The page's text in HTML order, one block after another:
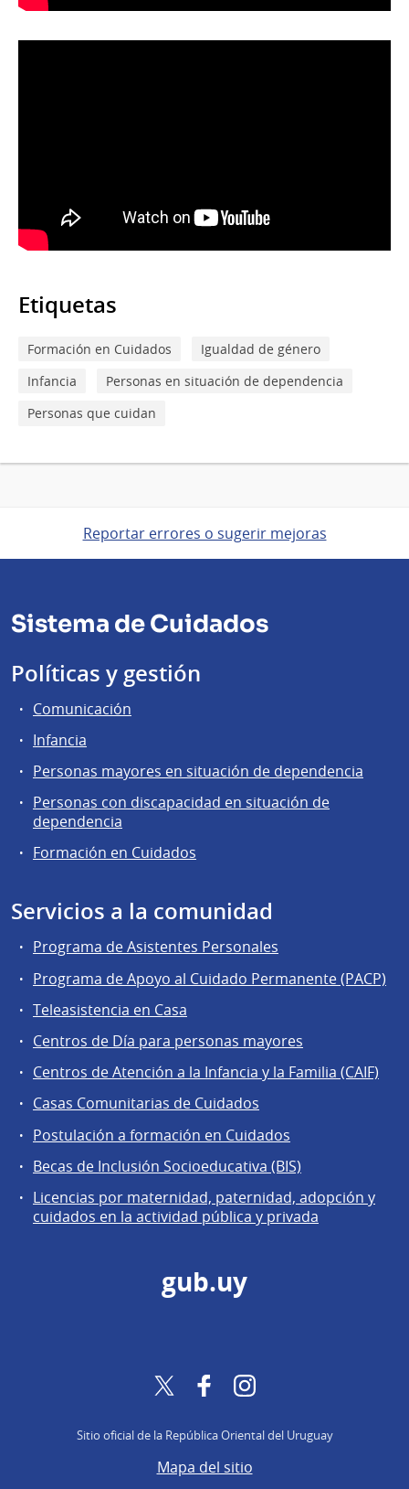
Etiquetas
Formación en Cuidados
Igualdad de género
Infancia
Personas en situación de dependencia
Personas que cuidan
Reportar errores o sugerir mejoras
Sistema de Cuidados
Políticas y gestión
Comunicación
Infancia
Personas mayores en situación de dependencia
Personas con discapacidad en situación de
dependencia
Formación en Cuidados
Servicios a la comunidad
Programa de Asistentes Personales
Programa de Apoyo al Cuidado Permanente (PACP)
Teleasistencia en Casa
Centros de Día para personas mayores
Centros de Atención a la Infancia y la Familia (CAIF)
Casas Comunitarias de Cuidados
Postulación a formación en Cuidados
Becas de Inclusión Socioeducativa (BIS)
Licencias por maternidad, paternidad, adopción y
cuidados en la actividad pública y privada
gub.uy
Twitter FacebookInstagram
Sitio oficial de la República Oriental del Uruguay
Mapa del sitio